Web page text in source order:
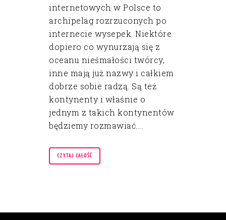
internetowych w Polsce to
archipelag rozrzuconych po
internecie wysepek. Niektóre
dopiero co wynurzają się z
oceanu nieśmałości twórcy,
inne mają już nazwy i całkiem
dobrze sobie radzą. Są też
kontynenty i właśnie o
jednym z takich kontynentów
będziemy rozmawiać....
CZYTAJ CAŁOŚĆ